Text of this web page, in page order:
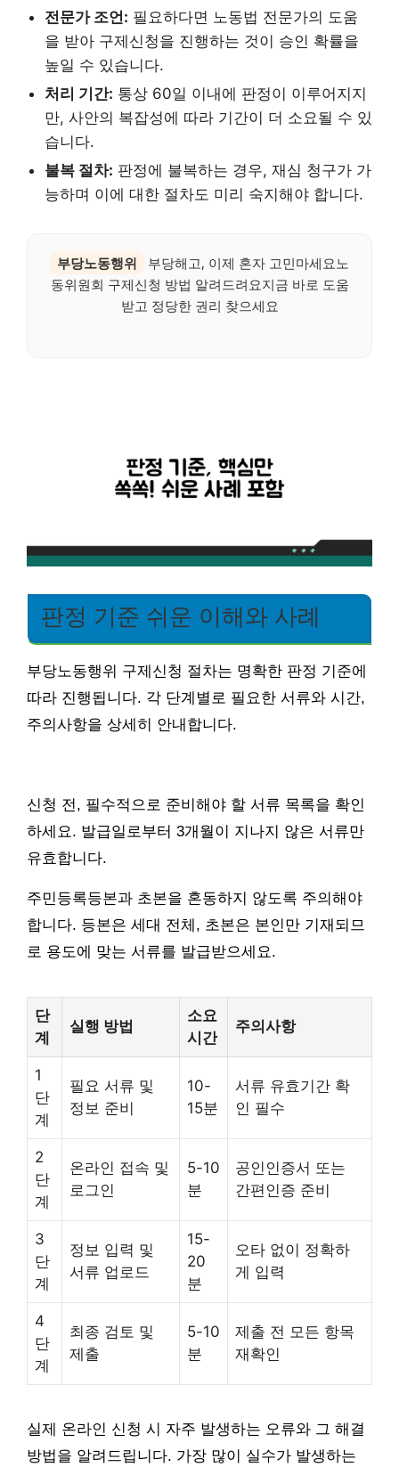
전문가 조언: 필요하다면 노동법 전문가의 도움
을 받아 구제신청을 진행하는 것이 승인 확률을
높일 수 있습니다.
처리 기간: 통상 60일 이내에 판정이 이루어지지
만, 사안의 복잡성에 따라 기간이 더 소요될 수 있
습니다.
불복 절차: 판정에 불복하는 경우, 재심 청구가 가
능하며 이에 대한 절차도 미리 숙지해야 합니다.
부당노동행위
부당해고, 이제 혼자 고민마세요노
동위원회 구제신청 방법 알려드려요지금 바로 도움
받고 정당한 권리 찾으세요
판정 기준 쉬운 이해와 사례
부당노동행위 구제신청 절차는 명확한 판정 기준에
따라 진행됩니다. 각 단계별로 필요한 서류와 시간,
주의사항을 상세히 안내합니다.
신청 전, 필수적으로 준비해야 할 서류 목록을 확인
하세요. 발급일로부터 3개월이 지나지 않은 서류만
유효합니다.
주민등록등본과 초본을 혼동하지 않도록 주의해야
합니다. 등본은 세대 전체, 초본은 본인만 기재되므
로 용도에 맞는 서류를 발급받으세요.
단
계
실행 방법
소요
시간
주의사항
1
단
계
필요 서류 및
정보 준비
10-
15분
서류 유효기간 확
인 필수
2
단
계
온라인 접속 및
로그인
5-10
분
공인인증서 또는
간편인증 준비
3
단
계
정보 입력 및
서류 업로드
15-
20
분
오타 없이 정확하
게 입력
4
단
계
최종 검토 및
제출
5-10
분
제출 전 모든 항목
재확인
실제 온라인 신청 시 자주 발생하는 오류와 그 해결
방법을 알려드립니다. 가장 많이 실수가 발생하는